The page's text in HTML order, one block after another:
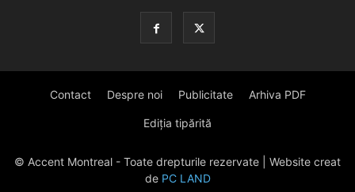
Contact Despre noi Publicitate Arhiva PDF
Ediția tipărită
© Accent Montreal - Toate drepturile rezervate | Website creat
de PC LAND